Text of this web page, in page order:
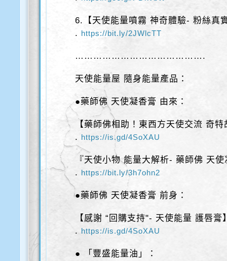
6.【天使能量噴霧 神奇體驗- 粉絲真
. https://bit.ly/2JWlcTT
…………………………………….
天使能量屋 隨身能量產品：
●藥師佛 天使凝香膏 由來：
【藥師佛相助！東西方天使交流 奇特
. https://is.gd/4SoXAU
『天使小物 能量大解析- 藥師佛 天
. https://bit.ly/3h7ohn2
●藥師佛 天使凝香膏 前身：
【感謝 “回購支持"- 天使能量 護唇膏
. https://is.gd/4SoXAU
● 「豐盛能量油」：